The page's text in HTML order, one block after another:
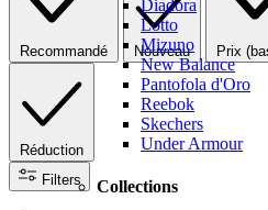
Diadora
Lotto
Mizuno
New Balance
Pantofola d'Oro
Reebok
Skechers
Under Armour
Collections
Recommandé Nouveau Prix
Réduction
Filters